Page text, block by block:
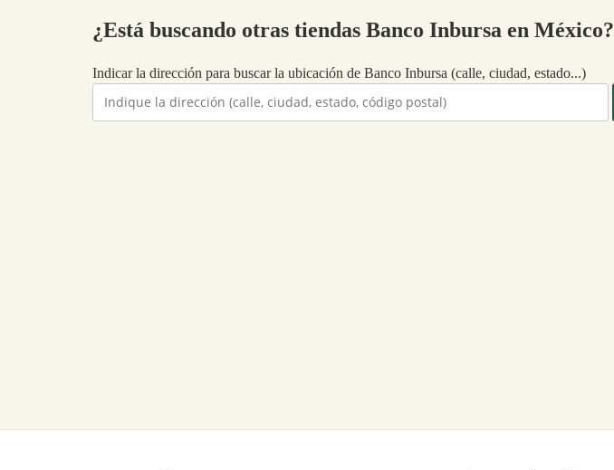
¿Está buscando otras tiendas Banco Inbursa en México?
Indicar la dirección para buscar la ubicación de Banco Inbursa (calle, ciudad, estado...)